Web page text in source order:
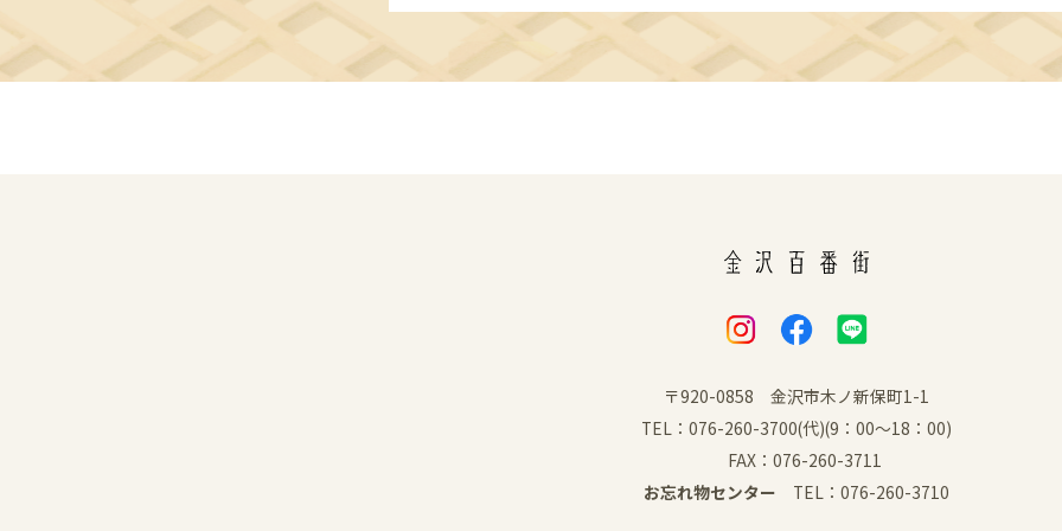
〒920-0858 金沢市木ノ新保町1-1
TEL：076-260-3700(代)(9：00～18：00)
FAX：076-260-3711
お忘れ物センター TEL：076-260-3710